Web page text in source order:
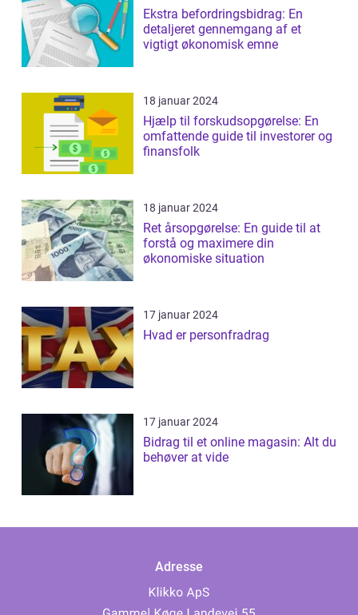
Ekstra befordringsbidrag: En
detaljeret gennemgang af et
vigtigt økonomisk emne
18 januar 2024
Hjælp til forskudsopgørelse: En
omfattende guide til investorer og
finansfolk
18 januar 2024
Ret årsopgørelse: En guide til at
forstå og maximere din
økonomiske situation
17 januar 2024
Hvad er personfradrag
17 januar 2024
Bidrag til et online magasin: Alt du
behøver at vide
Adresse